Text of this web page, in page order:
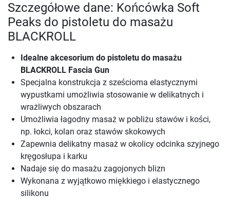
Szczegółowe dane: Końcówka Soft
Peaks do pistoletu do masażu
BLACKROLL
Idealne akcesorium do pistoletu do masażu
BLACKROLL Fascia Gun
Specjalna konstrukcja z sześcioma elastycznymi
wypustkami umożliwia stosowanie w delikatnych i
wrażliwych obszarach
Umożliwia łagodny masaż w pobliżu stawów i kości,
np. łokci, kolan oraz stawów skokowych
Zapewnia delikatny masaż w okolicy odcinka szyjnego
kręgosłupa i karku
Nadaje się do masażu zagojonych blizn
Wykonana z wyjątkowo miękkiego i elastycznego
silikonu